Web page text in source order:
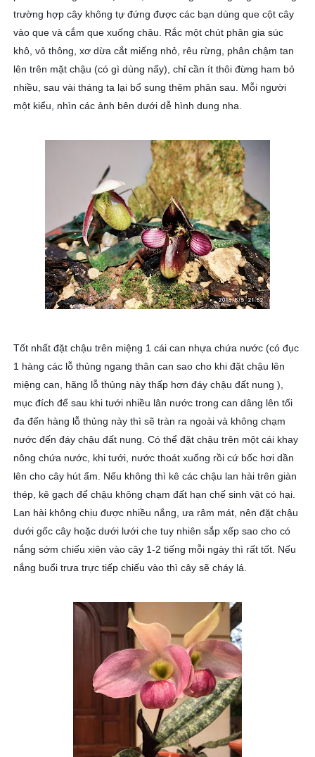
trường hợp cây không tự đứng được các bạn dùng que cột cây
vào que và cắm que xuống chậu. Rắc một chút phân gia súc
khô, vỏ thông, xơ dừa cắt miếng nhỏ, rêu rừng, phân chậm tan
lên trên mặt chậu (có gì dùng nấy), chỉ cần ít thôi đừng ham bỏ
nhiều, sau vài tháng ta lại bổ sung thêm phân sau. Mỗi người
một kiểu, nhìn các ảnh bên dưới dễ hình dung nha.
Tốt nhất đặt chậu trên miệng 1 cái can nhựa chứa nước (có đục
1 hàng các lỗ thủng ngang thân can sao cho khi đặt chậu lên
miệng can, hãng lỗ thủng này thấp hơn đáy chậu đất nung ),
mục đích để sau khi tưới nhiều lân nước trong can dâng lên tối
đa đến hàng lỗ thủng này thì sẽ tràn ra ngoài và không chạm
nước đến đáy chậu đất nung. Có thể đặt chậu trên một cái khay
nông chứa nước, khi tưới, nước thoát xuống rồi cứ bốc hơi dần
lên cho cây hút ẩm. Nếu không thì kê các chậu lan hài trên giàn
thép, kê gạch để chậu không chạm đất hạn chế sinh vật có hại.
Lan hài không chịu được nhiều nắng, ưa râm mát, nên đặt chậu
dưới gốc cây hoặc dưới lưới che tuy nhiên sắp xếp sao cho có
nắng sớm chiếu xiên vào cây 1-2 tiếng mỗi ngày thì rất tốt. Nếu
nắng buổi trưa trực tiếp chiếu vào thì cây sẽ cháy lá.